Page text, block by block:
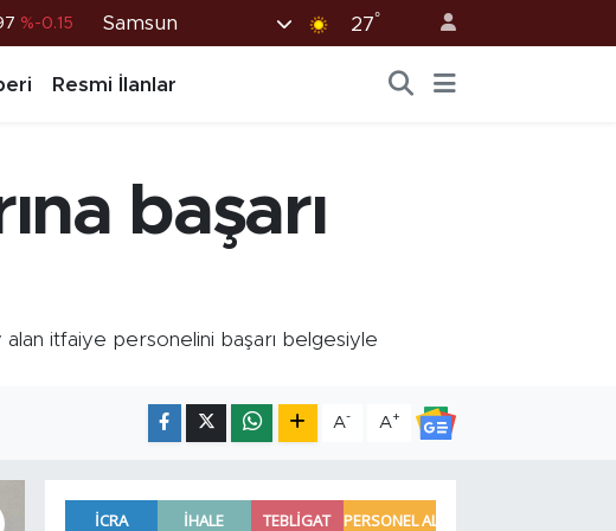
%0.18
%-14
%-0.15
Samsun 27°
Resmi İlanlar
başarı
alan itfaiye personelini başarı belgesiyle
A- A+